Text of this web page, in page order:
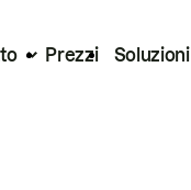
Prezzi Soluzioni